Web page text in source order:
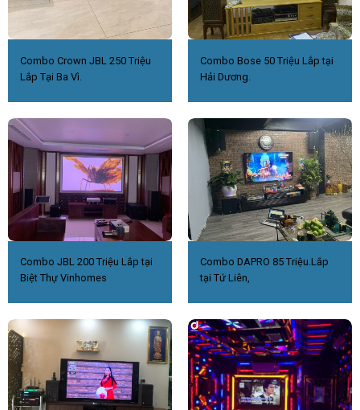
Combo Crown JBL 250 Triệu
Lắp Tại Ba Vì.
Combo Bose 50 Triệu Lắp tại
Hải Dương.
Combo JBL 200 Triệu Lắp tại
Biệt Thự Vinhomes
Combo DAPRO 85 Triệu.Lắp
tại Tứ Liên,